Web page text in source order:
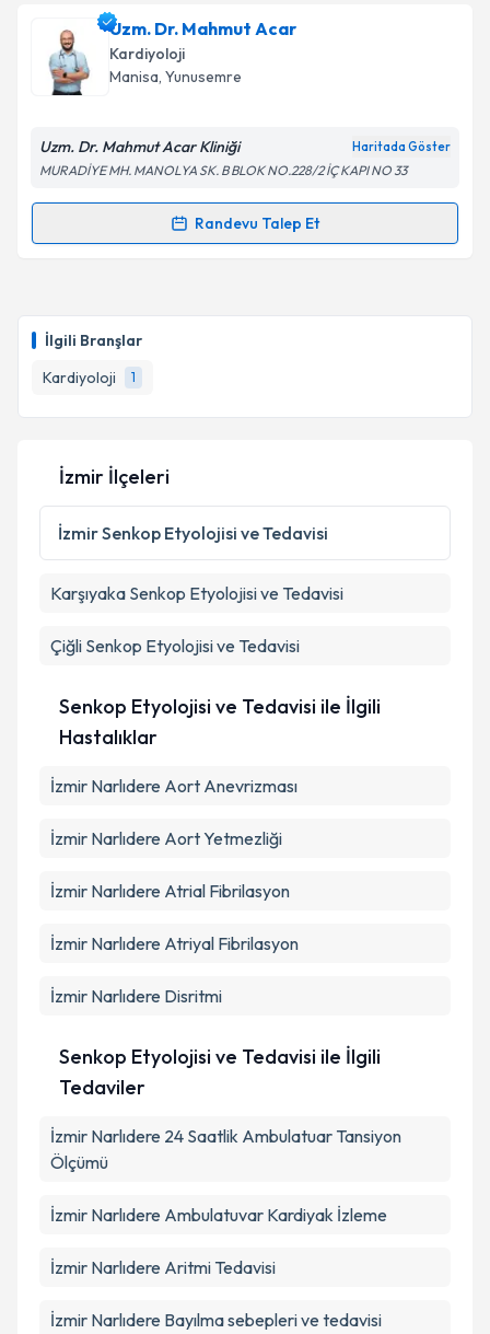
İlgili Branşlar
Kardiyoloji
1
Uzm. Dr. Mahmut Acar
Kardiyoloji
Manisa, Yunusemre
Uzm. Dr. Mahmut Acar Kliniği Haritada Göster
MURADİYE MH. MANOLYA SK. B BLOK NO.228/2 İÇ KAPI NO 33
Randevu Talep Et
Randevu Takvimi Talebi
takvim hazırlandığında e-posta ile bilgilendireceğiz.
E-posta Adresiniz
Kişisel verilerimin işlenmesine ilişkinAydınlatma
Metni
'ni okudum ve kişisel verilerimin belirtilen
kapsamda işlenmesini kabul ediyorum.
İzmir İlçeleri
İzmirSenkop Etyolojisi ve Tedavisi
Karşıyaka Senkop Etyolojisi ve Tedavisi
Çiğli Senkop Etyolojisi ve Tedavisi
Senkop Etyolojisi ve Tedavisi ile İlgili
Hastalıklar
İzmir Narlıdere Aort Anevrizması
İzmir Narlıdere Aort Yetmezliği
İzmir Narlıdere Atrial Fibrilasyon
İzmir Narlıdere Atriyal Fibrilasyon
İzmir Narlıdere Disritmi
Senkop Etyolojisi ve Tedavisi ile İlgili
Tedaviler
İzmir Narlıdere 24 Saatlik Ambulatuar Tansiyon
Ölçümü
İzmir Narlıdere Ambulatuvar Kardiyak İzleme
İzmir Narlıdere Aritmi Tedavisi
İzmir Narlıdere Bayılma sebepleri ve tedavisi